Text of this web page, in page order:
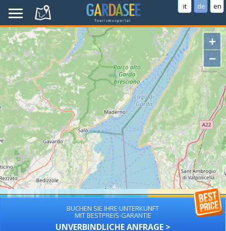
it de en
+
−
BUCHEN SIE IHRE UNTERKUNFT
MIT BESTPREIS-GARANTIE
UNVERBINDLICHE ANFRAGE >